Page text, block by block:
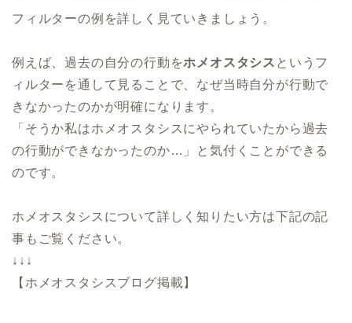
フィルターの例を詳しく見ていきましょう。
例えば、過去の自分の行動をホメオスタシス というフ
ィルターを通して見ることで、なぜ当時自分が行動で
きなかったのかが明確になります。
「そうか私はホメオスタシスにやられていたから過去
の行動ができなかったのか…」と気付くことができる
のです。
ホメオスタシスについて詳しく知りたい方は下記の記
事もご覧ください。
↓↓↓
【ホメオスタシスブログ掲載】